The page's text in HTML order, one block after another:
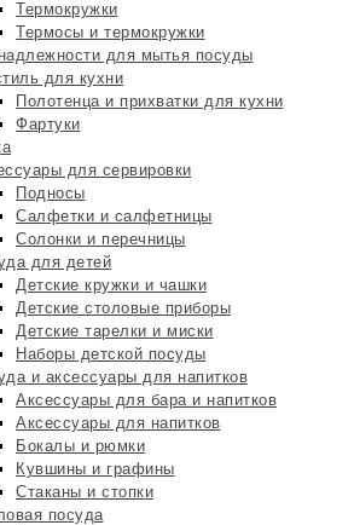
Термокружки
Термосы и термокружки
для мытья посуды
для кухни
Полотенца и прихватки для кухни
Фартуки
для сервировки
Подносы
Салфетки и салфетницы
Солонки и перечницы
для детей
Детские кружки и чашки
Детские столовые приборы
Детские тарелки и миски
Наборы детской посуды
и аксессуары для напитков
Аксессуары для бара и напитков
Аксессуары для напитков
Бокалы и рюмки
Кувшины и графины
Стаканы и стопки
посуда